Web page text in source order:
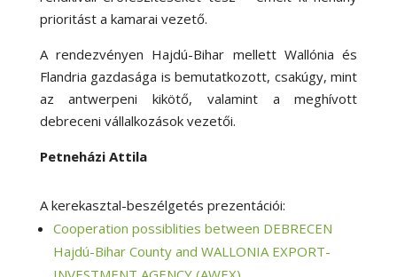
prioritást a kamarai vezető.
A rendezvényen Hajdú-Bihar mellett Wallónia és
Flandria gazdasága is bemutatkozott, csakúgy, mint
az antwerpeni kikötő, valamint a meghívott
debreceni vállalkozások vezetői.
Petneházi Attila
A kerekasztal-beszélgetés prezentációi:
Cooperation possiblities between DEBRECEN
Hajdú-Bihar County and WALLONIA EXPORT-